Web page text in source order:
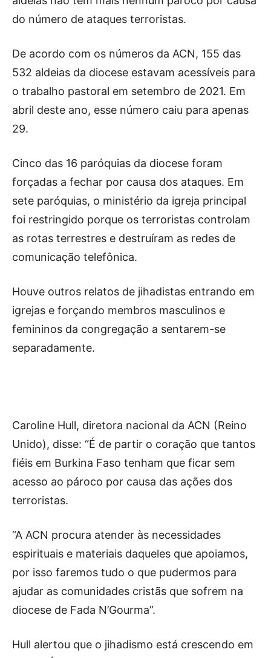
do número de ataques terroristas.
De acordo com os números da ACN, 155 das
532 aldeias da diocese estavam acessíveis para
o trabalho pastoral em setembro de 2021. Em
abril deste ano, esse número caiu para apenas
29.
Cinco das 16 paróquias da diocese foram
forçadas a fechar por causa dos ataques. Em
sete paróquias, o ministério da igreja principal
foi restringido porque os terroristas controlam
as rotas terrestres e destruíram as redes de
comunicação telefônica.
Houve outros relatos de jihadistas entrando em
igrejas e forçando membros masculinos e
femininos da congregação a sentarem-se
separadamente.
Caroline Hull, diretora nacional da ACN (Reino
Unido), disse: “É de partir o coração que tantos
fiéis em Burkina Faso tenham que ficar sem
acesso ao pároco por causa das ações dos
terroristas.
“A ACN procura atender às necessidades
espirituais e materiais daqueles que apoiamos,
por isso faremos tudo o que pudermos para
ajudar as comunidades cristãs que sofrem na
diocese de Fada N’Gourma”.
Hull alertou que o jihadismo está crescendo em